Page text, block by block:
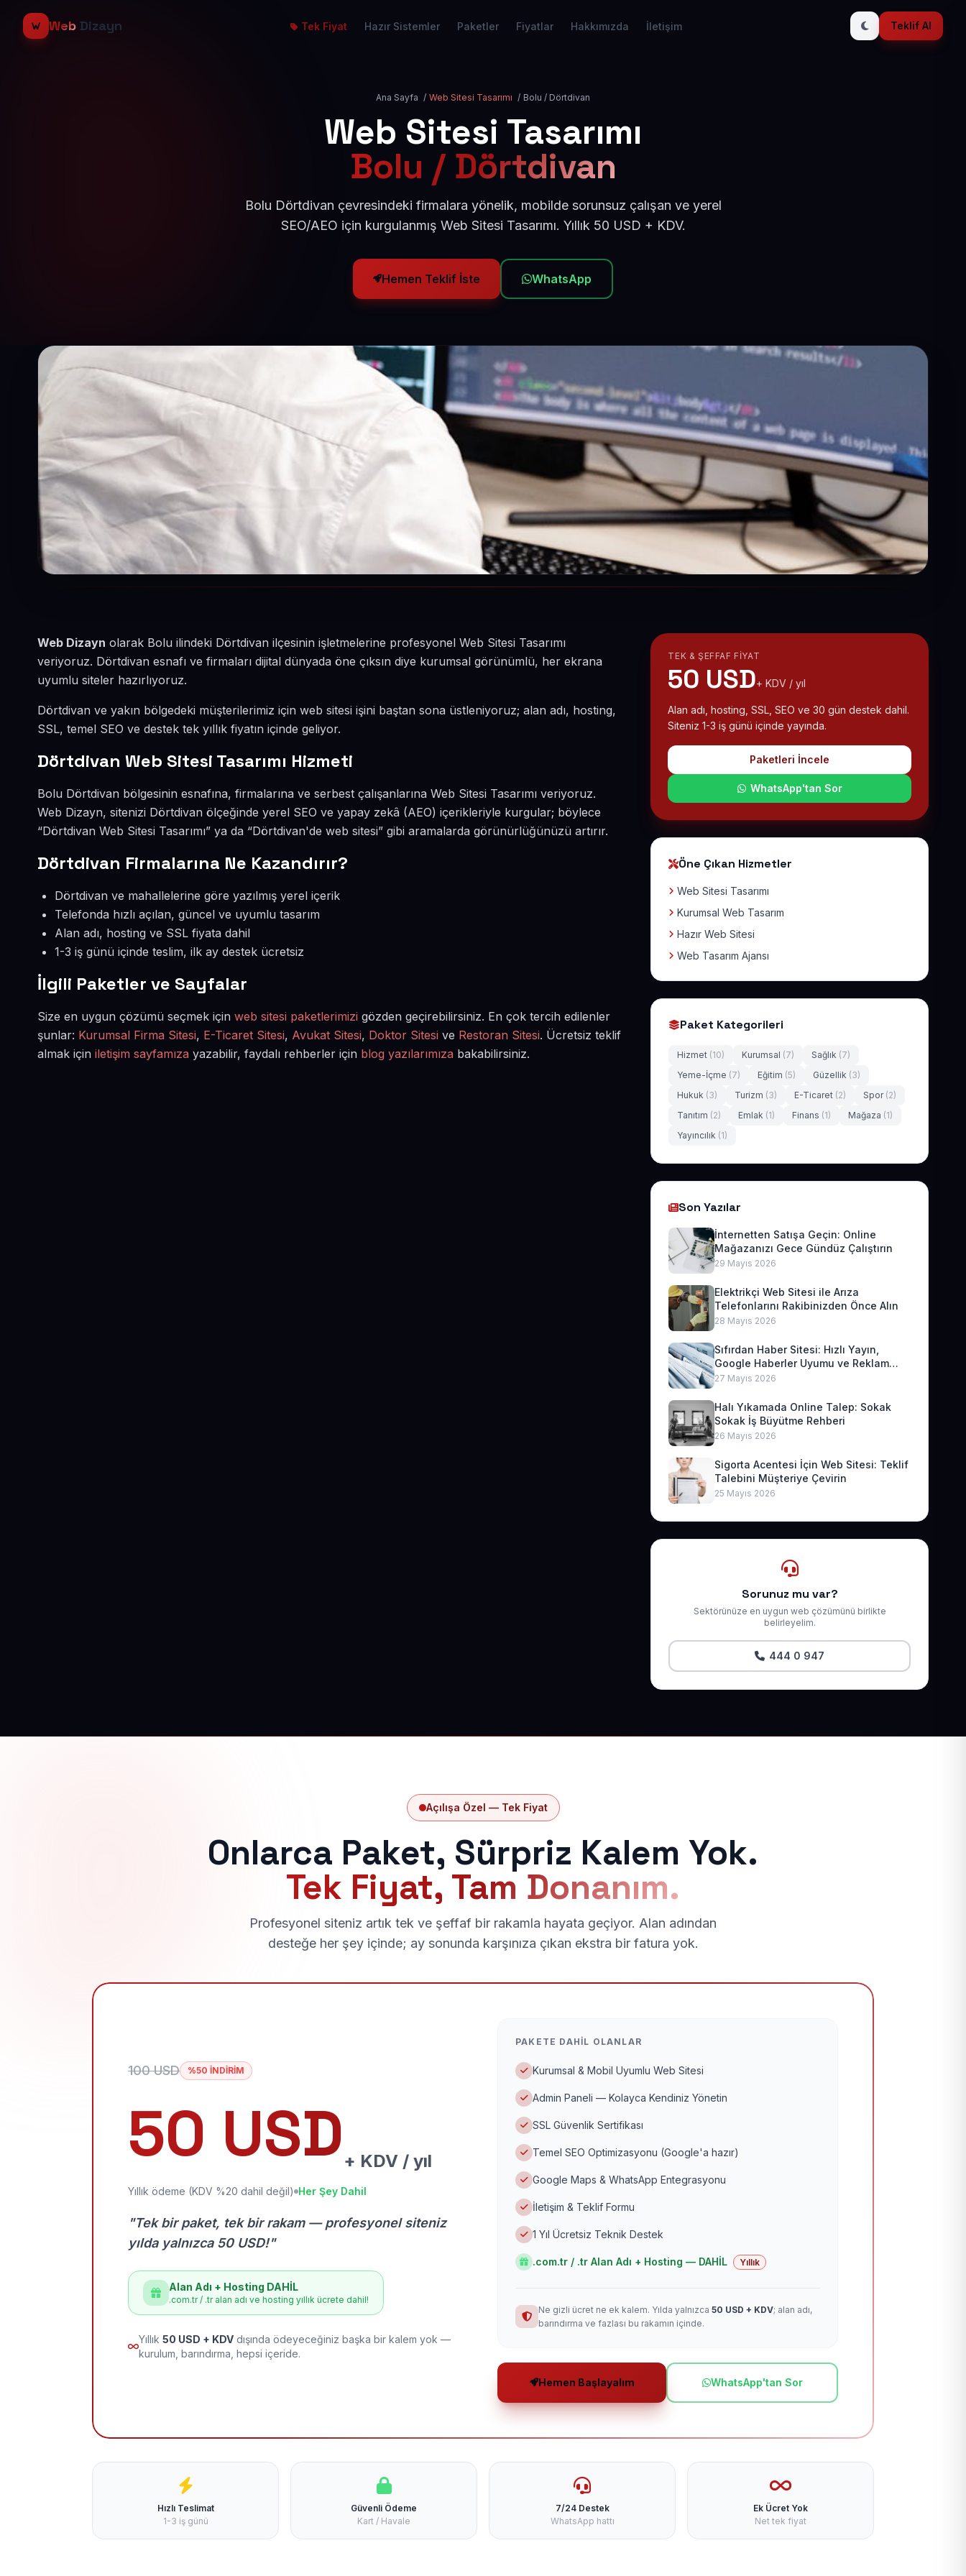
Web Dizayn Tek Fiyat Hazır Sistemler Paketler Fiyatlar Hakkımızda İletişim Teklif Al
Ana Sayfa / Web Sitesi Tasarımı / Bolu / Dörtdivan
Web Sitesi Tasarımı
Bolu / Dörtdivan
Bolu Dörtdivan çevresindeki firmalara yönelik, mobilde sorunsuz çalışan ve yerel
SEO/AEO için kurgulanmış Web Sitesi Tasarımı. Yıllık 50 USD + KDV.
Hemen Teklif İste WhatsApp
Web Dizayn olarak Bolu ilindeki Dörtdivan ilçesinin işletmelerine profesyonel Web Sitesi Tasarımı
veriyoruz. Dörtdivan esnafı ve firmaları dijital dünyada öne çıksın diye kurumsal görünümlü, her ekrana
uyumlu siteler hazırlıyoruz.
Dörtdivan ve yakın bölgedeki müşterilerimiz için web sitesi işini baştan sona üstleniyoruz; alan adı, hosting,
SSL, temel SEO ve destek tek yıllık fiyatın içinde geliyor.
Dörtdivan Web Sitesi Tasarımı Hizmeti
Bolu Dörtdivan bölgesinin esnafına, firmalarına ve serbest çalışanlarına Web Sitesi Tasarımı veriyoruz.
Web Dizayn, sitenizi Dörtdivan ölçeğinde yerel SEO ve yapay zekâ (AEO) içerikleriyle kurgular; böylece
“Dörtdivan Web Sitesi Tasarımı” ya da “Dörtdivan'de web sitesi” gibi aramalarda görünürlüğünüzü artırır.
Dörtdivan Firmalarına Ne Kazandırır?
Dörtdivan ve mahallelerine göre yazılmış yerel içerik
Telefonda hızlı açılan, güncel ve uyumlu tasarım
Alan adı, hosting ve SSL fiyata dahil
1-3 iş günü içinde teslim, ilk ay destek ücretsiz
İlgili Paketler ve Sayfalar
Size en uygun çözümü seçmek için web sitesi paketlerimizi gözden geçirebilirsiniz. En çok tercih edilenler
şunlar: Kurumsal Firma Sitesi, E-Ticaret Sitesi, Avukat Sitesi, Doktor Sitesi ve Restoran Sitesi. Ücretsiz teklif
almak için iletişim sayfamıza yazabilir, faydalı rehberler için blog yazılarımıza bakabilirsiniz.
TEK & ŞEFFAF FIYAT
50 USD+ KDV / yıl
Alan adı, hosting, SSL, SEO ve 30 gün destek dahil.
Siteniz 1-3 iş günü içinde yayında.
Paketleri İncele
WhatsApp'tan Sor
Öne Çıkan Hizmetler
Web Sitesi Tasarımı
Kurumsal Web Tasarım
Hazır Web Sitesi
Web Tasarım Ajansı
Paket Kategorileri
Hizmet (10) Kurumsal (7) Sağlık (7)
Yeme-İçme (7) Eğitim (5) Güzellik (3)
Hukuk (3) Turizm (3) E-Ticaret (2) Spor (2)
Tanıtım (2) Emlak (1) Finans (1) Mağaza (1)
Yayıncılık (1)
Son Yazılar
İnternetten Satışa Geçin: Online
Mağazanızı Gece Gündüz Çalıştırın
29 Mayıs 2026
Elektrikçi Web Sitesi ile Arıza
Telefonlarını Rakibinizden Önce Alın
28 Mayıs 2026
Sıfırdan Haber Sitesi: Hızlı Yayın,
Google Haberler Uyumu ve Reklam
Geliri
27 Mayıs 2026
Halı Yıkamada Online Talep: Sokak
Sokak İş Büyütme Rehberi
26 Mayıs 2026
Sigorta Acentesi İçin Web Sitesi: Teklif
Talebini Müşteriye Çevirin
25 Mayıs 2026
Sorunuz mu var?
Sektörünüze en uygun web çözümünü birlikte
belirleyelim.
444 0 947
Açılışa Özel — Tek Fiyat
Onlarca Paket, Sürpriz Kalem Yok.
Tek Fiyat, Tam Donanım.
Profesyonel siteniz artık tek ve şeffaf bir rakamla hayata geçiyor. Alan adından
desteğe her şey içinde; ay sonunda karşınıza çıkan ekstra bir fatura yok.
100 USD %50 İNDİRİM
50 USD + KDV / yıl
Yıllık ödeme (KDV %20 dahil değil) Her Şey Dahil
"Tek bir paket, tek bir rakam — profesyonel siteniz
yılda yalnızca 50 USD!"
Alan Adı + Hosting DAHİL
.com.tr / .tr alan adı ve hosting yıllık ücrete dahil!
Yıllık 50 USD + KDV dışında ödeyeceğiniz başka bir kalem yok —
kurulum, barındırma, hepsi içeride.
PAKETE DAHIL OLANLAR
Kurumsal & Mobil Uyumlu Web Sitesi
Admin Paneli — Kolayca Kendiniz Yönetin
SSL Güvenlik Sertifikası
Temel SEO Optimizasyonu (Google'a hazır)
Google Maps & WhatsApp Entegrasyonu
İletişim & Teklif Formu
1 Yıl Ücretsiz Teknik Destek
.com.tr / .tr Alan Adı + Hosting — DAHİL Yıllık
Ne gizli ücret ne ek kalem. Yılda yalnızca 50 USD + KDV; alan adı,
barındırma ve fazlası bu rakamın içinde.
Hemen Başlayalım WhatsApp'tan Sor
Hızlı Teslimat
1-3 iş günü
Güvenli Ödeme
Kart / Havale
7/24 Destek
WhatsApp hattı
Ek Ücret Yok
Net tek fiyat